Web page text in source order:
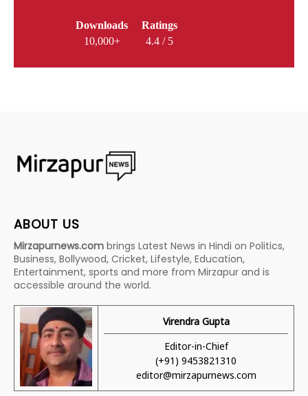
Downloads
10,000+
Ratings
4.4 / 5
ABOUT US
Mirzapurnews.com brings Latest News in Hindi on Politics,
Business, Bollywood, Cricket, Lifestyle, Education,
Entertainment, sports and more from Mirzapur and is
accessible around the world.
Virendra Gupta
Editor-in-Chief
(+91) 9453821310
editor@mirzapurnews.com